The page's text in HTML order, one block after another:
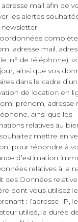
mail afin de
les alertes
adresse mail,
n° de téléphone),
ainsi que vos
dans le cadre
de location en
prénom, adresse
ainsi que les
relatives au
mettre en
pour répondre à
d’estimation
relatives à la
des Données
dont vous utilisez
: l’adresse IP, le
utilisé, la durée